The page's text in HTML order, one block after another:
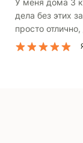
У меня дома 3
дела без этих
просто